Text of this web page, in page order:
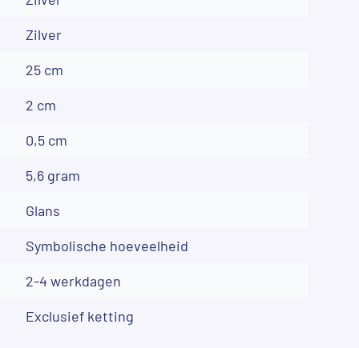
Zilver
25 cm
2 cm
0,5 cm
5,6 gram
Glans
Symbolische hoeveelheid
2-4 werkdagen
Exclusief ketting